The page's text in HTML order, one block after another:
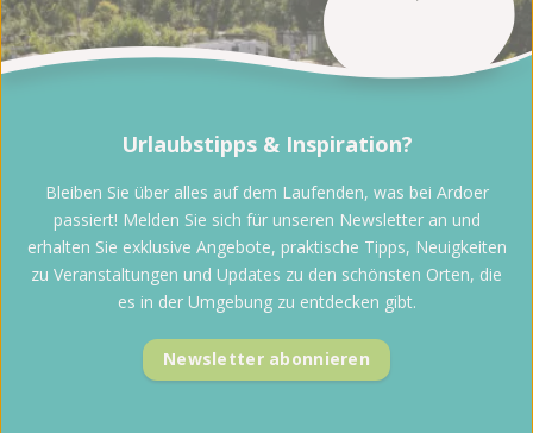
Urlaubstipps & Inspiration?
Bleiben Sie über alles auf dem Laufenden, was bei Ardoer
passiert! Melden Sie sich für unseren Newsletter an und
erhalten Sie exklusive Angebote, praktische Tipps, Neuigkeiten
zu Veranstaltungen und Updates zu den schönsten Orten, die
es in der Umgebung zu entdecken gibt.
Newsletter abonnieren